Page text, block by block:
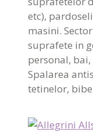
etc),
masini.
suprafete in
personal, bai,
Spalarea
tetinelor,